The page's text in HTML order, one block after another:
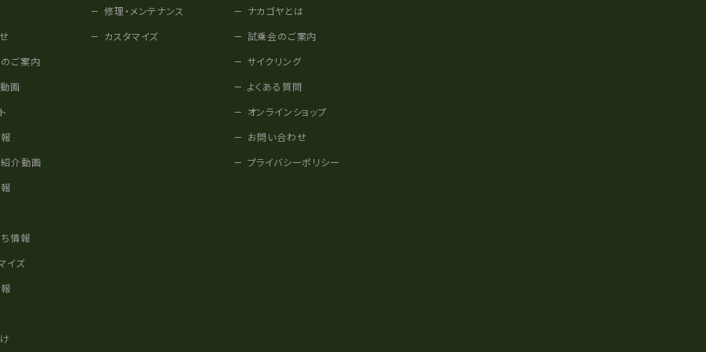
ご案内
画
介動画
情報
イズ
修理・メンテナンス
カスタマイズ
ナカゴヤとは
試乗会のご案内
サイクリング
よくある質問
オンラインショップ
お問い合わせ
プライバシーポリシー